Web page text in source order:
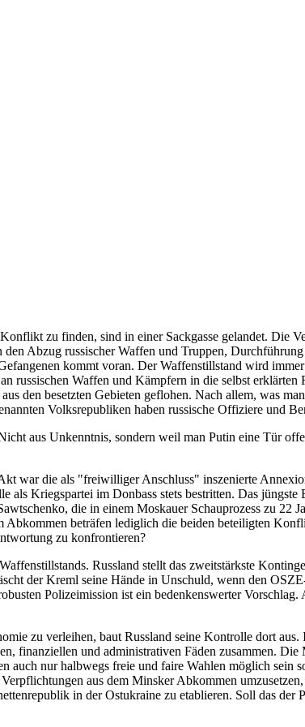
zu finden, sind in einer Sackgasse gelandet. Die
Abzug russischer Waffen und Truppen,
kommt voran. Der Waffenstillstand wird
russischen Waffen und Kämpfern in die selbst
den besetzten Gebieten geflohen. Nach allem, was
Volksrepubliken haben russische Offiziere und
aus Unkenntnis, sondern weil man Putin eine Tür
war die als "freiwilliger Anschluss" inszenierte
Kriegspartei im Donbass stets bestritten. Das jüngste
die in einem Moskauer Schauprozess zu 22
beträfen lediglich die beiden beteiligten
zu konfrontieren?
Russland stellt das zweitstärkste
der Kreml seine Hände in Unschuld, wenn den
Polizeimission ist ein bedenkenswerter
zu verleihen, baut Russland seine Kontrolle dort
und administrativen Fäden zusammen. Die
nur halbwegs freie und faire Wahlen möglich sein
aus dem Minsker Abkommen
in der Ostukraine zu etablieren. Soll das